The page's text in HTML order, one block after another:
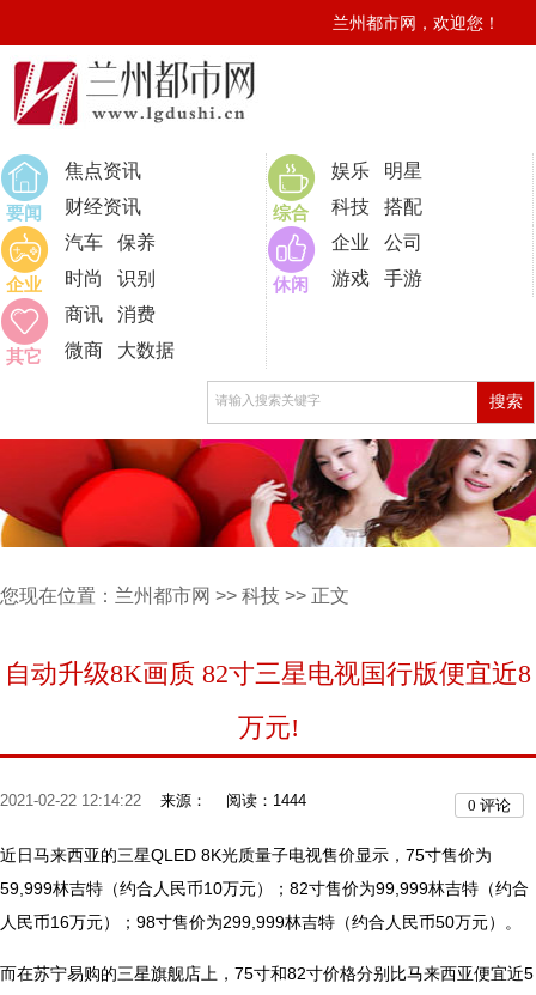
兰州都市网，欢迎您！
要闻
焦点资讯
财经资讯
综合
娱乐
明星
科技
搭配
企业
汽车
保养
时尚
识别 休闲
企业
公司
游戏
手游
其它
商讯
消费
微商
大数据
您现在位置： 兰州都市网 >> 科技 >> 正文
自动升级8K画质 82寸三星电视国行版便宜近8
万元!
2021-02-22 12:14:22 来源： 阅读：1444 0 评论
近日马来西亚的三星QLED 8K光质量子电视售价显示，75寸售价为
59,999林吉特（约合人民币10万元）；82寸售价为99,999林吉特（约合
人民币16万元）；98寸售价为299,999林吉特（约合人民币50万元）。
而在苏宁易购的三星旗舰店上，75寸和82寸价格分别比马来西亚便宜近5